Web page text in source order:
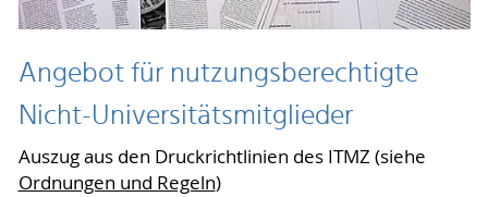
Angebot für nutzungsberechtigte
Nicht-Universitätsmitglieder
Auszug aus den Druckrichtlinien des ITMZ (siehe
Ordnungen und Regeln)